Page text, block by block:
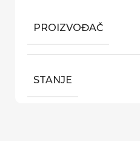
PROIZVOĐAČ
STANJE